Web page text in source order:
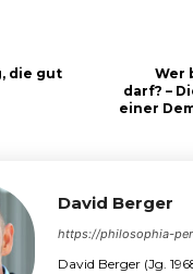
die gut
Wer
darf? –
einer
David Berger
https://philosophia-
David Berger (Jg.